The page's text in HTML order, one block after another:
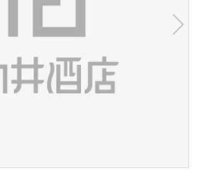
会社情報